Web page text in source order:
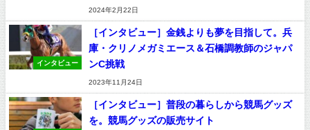
2024年2月22日
インタビュー
［インタビュー］金銭よりも夢を目指して。兵
庫・クリノメガミエース＆石橋調教師のジャパ
ンC挑戦
2023年11月24日
［インタビュー］普段の暮らしから競馬グッズ
を。競馬グッズの販売サイト